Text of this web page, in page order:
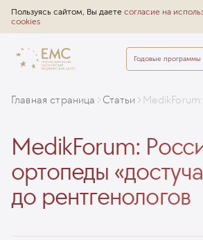
Пользуясь сайтом, Вы даете согласие на
cookies
Годовые программы
Главная страница Статьи
MedikForum:
ортопеды
до рентгенологов